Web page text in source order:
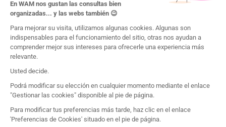
Demo y cita por videollamada
Reserve una cita.